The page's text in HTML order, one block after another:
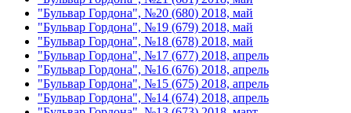
"Бульвар Гордона", №20 (680) 2018, май
"Бульвар Гордона", №19 (679) 2018, май
"Бульвар Гордона", №18 (678) 2018, май
"Бульвар Гордона", №17 (677) 2018, апрель
"Бульвар Гордона", №16 (676) 2018, апрель
"Бульвар Гордона", №15 (675) 2018, апрель
"Бульвар Гордона", №14 (674) 2018, апрель